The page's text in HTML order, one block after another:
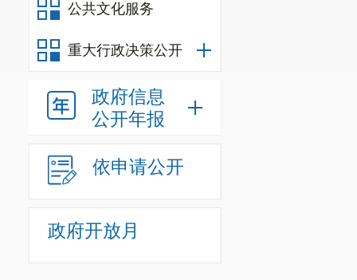
公共文化服务
重大行政决策公开
政府信息
公开年报
依申请公开
政府开放月